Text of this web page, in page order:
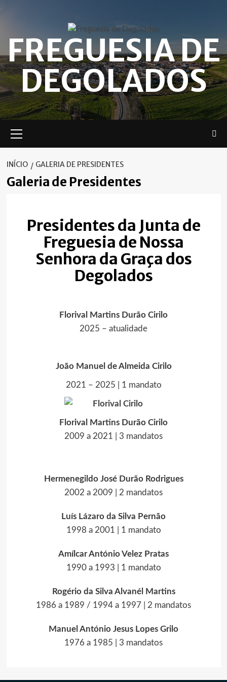
FREGUESIA DE
DEGOLADOS
principal
INÍCIO GALERIA DE PRESIDENTES
Galeria de Presidentes
Presidentes da Junta de
Freguesia de Nossa
Senhora da Graça dos
Degolados
Florival Martins Durão Cirilo
2025 – atualidade
João Manuel de Almeida Cirilo
2021 – 2025 | 1 mandato
Florival Martins Durão Cirilo
2009 a 2021 | 3 mandatos
Hermenegildo José Durão Rodrigues
2002 a 2009 | 2 mandatos
Luís Lázaro da Silva Pernão
1998 a 2001 | 1 mandato
Amílcar António Velez Pratas
1990 a 1993 | 1 mandato
Rogério da Silva Alvanél Martins
1986 a 1989 / 1994 a 1997 | 2 mandatos
Manuel António Jesus Lopes Grilo
1976 a 1985 | 3 mandatos